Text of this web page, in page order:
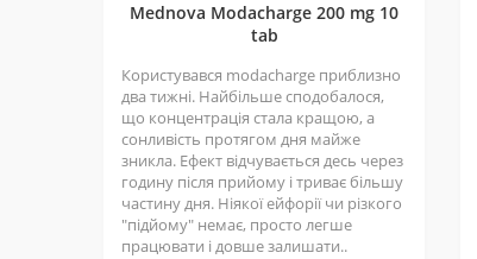
Mednova Modacharge 200 mg 10
tab
Користувався modacharge приблизно
два тижні. Найбільше сподобалося,
що концентрація стала кращою, а
сонливість протягом дня майже
зникла. Ефект відчувається десь через
годину після прийому і триває більшу
частину дня. Ніякої ейфорії чи різкого
"підйому" немає, просто легше
працювати і довше залишати..